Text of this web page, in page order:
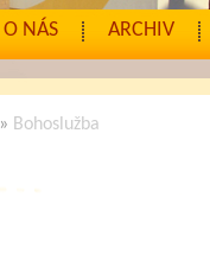
O NÁS ARCHIV
» Bohoslužba